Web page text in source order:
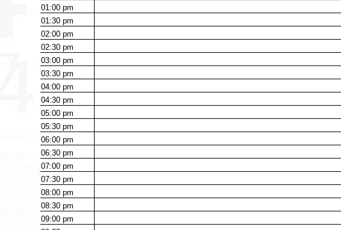
01:00pm
01:30pm
02:00pm
02:30pm
03:00pm
03:30pm
04:00pm
04:30pm
05:00pm
05:30pm
06:00pm
06:30pm
07:00pm
07:30pm
08:00pm
08:30pm
09:00pm